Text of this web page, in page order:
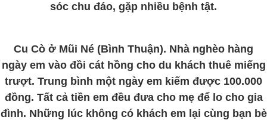
sóc chu đáo, gặp nhiều bệnh tật.
Cu Cò ở Mũi Né (Bình Thuận). Nhà nghèo hàng
ngày em vào đồi cát hồng cho du khách thuê miếng
trượt. Trung bình một ngày em kiếm được 100.000
đồng. Tất cả tiền em đều đưa cho mẹ để lo cho gia
đình. Những lúc không có khách em lại cùng bạn bè